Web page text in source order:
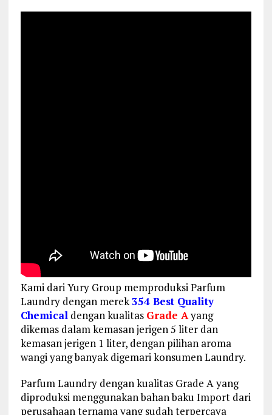
Kami dari Yury Group memproduksi Parfum
Laundry dengan merek354 Best Quality
Chemicaldengan kualitas Grade Ayang
dikemas dalam kemasan jerigen 5 liter dan
kemasan jerigen 1 liter, dengan pilihan aroma
wangi yang banyak digemari konsumen Laundry.
Parfum Laundry dengan kualitas Grade A yang
diproduksi menggunakan bahan baku Import dari
perusahaan ternama yang sudah terpercaya